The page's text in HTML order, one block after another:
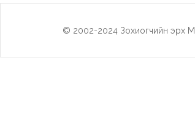
© 2002-2024 Зохиогчийн эрх